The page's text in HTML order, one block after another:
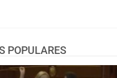
POPULARES